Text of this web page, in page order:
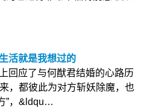
活就是我想过的
应了与何猷君结婚的心路历
，都彼此为对方斩妖除魔，也
”，&ldqu…